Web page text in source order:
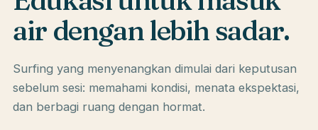
air dengan lebih sadar.
Surfing yang menyenangkan dimulai dari keputusan
sebelum sesi: memahami kondisi, menata ekspektasi,
dan berbagi ruang dengan hormat.